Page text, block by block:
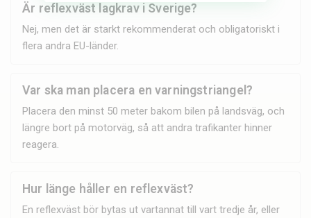
Är reflexväst lagkrav i Sverige?
Nej, men det är starkt rekommenderat och obligatoriskt i
flera andra EU-länder.
Var ska man placera en varningstriangel?
Placera den minst 50 meter bakom bilen på landsväg, och
längre bort på motorväg, så att andra trafikanter hinner
reagera.
Hur länge håller en reflexväst?
En reflexväst bör bytas ut vartannat till vart tredje år, eller